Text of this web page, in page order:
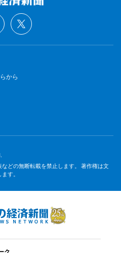
から
どの無断転載を禁止します。 著作権は文
す。
ク